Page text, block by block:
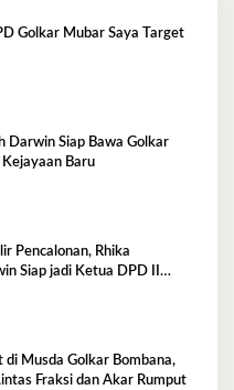
Golkar Mubar Saya Target
Darwin Siap Bawa Golkar
Baru
Pencalonan, Rhika
Siap jadi Ketua DPD II
Musda Golkar Bombana,
Fraksi dan Akar Rumput